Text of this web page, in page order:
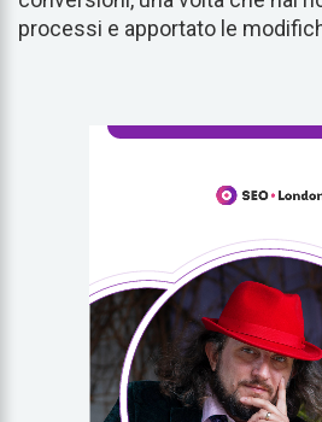
processi e apportato le